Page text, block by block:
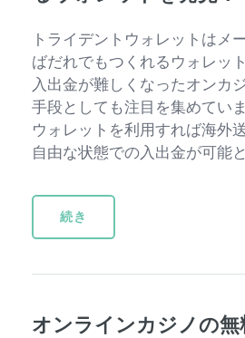
トライデントウォレットはメ
ばだれでもつくれるウォレッ
入出金が難しくなったオンカ
手段としても注目を集めてい
ウォレットを利用すれば海外
自由な状態での入出金が可能
続き
オンラインカジノの